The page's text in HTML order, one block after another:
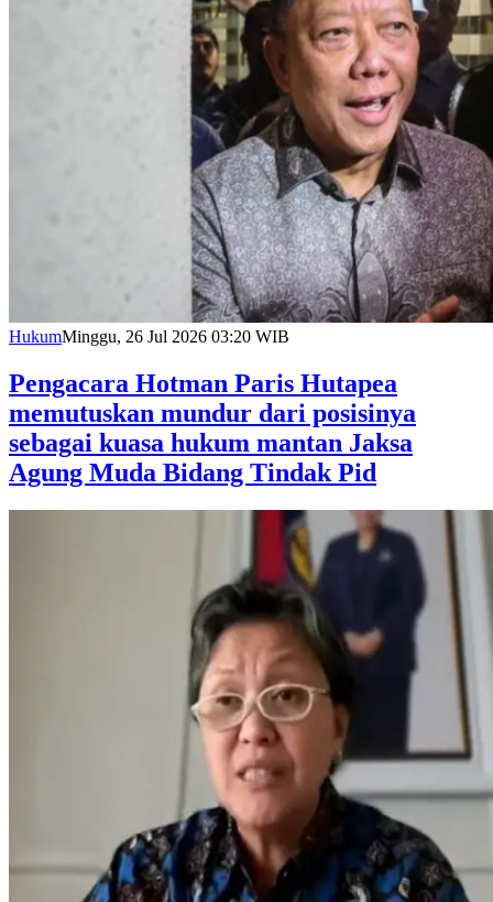
HukumMinggu, 26 Jul 2026 03:20 WIB
Pengacara Hotman Paris Hutapea
memutuskan mundur dari posisinya
sebagai kuasa hukum mantan Jaksa
Agung Muda Bidang Tindak Pid